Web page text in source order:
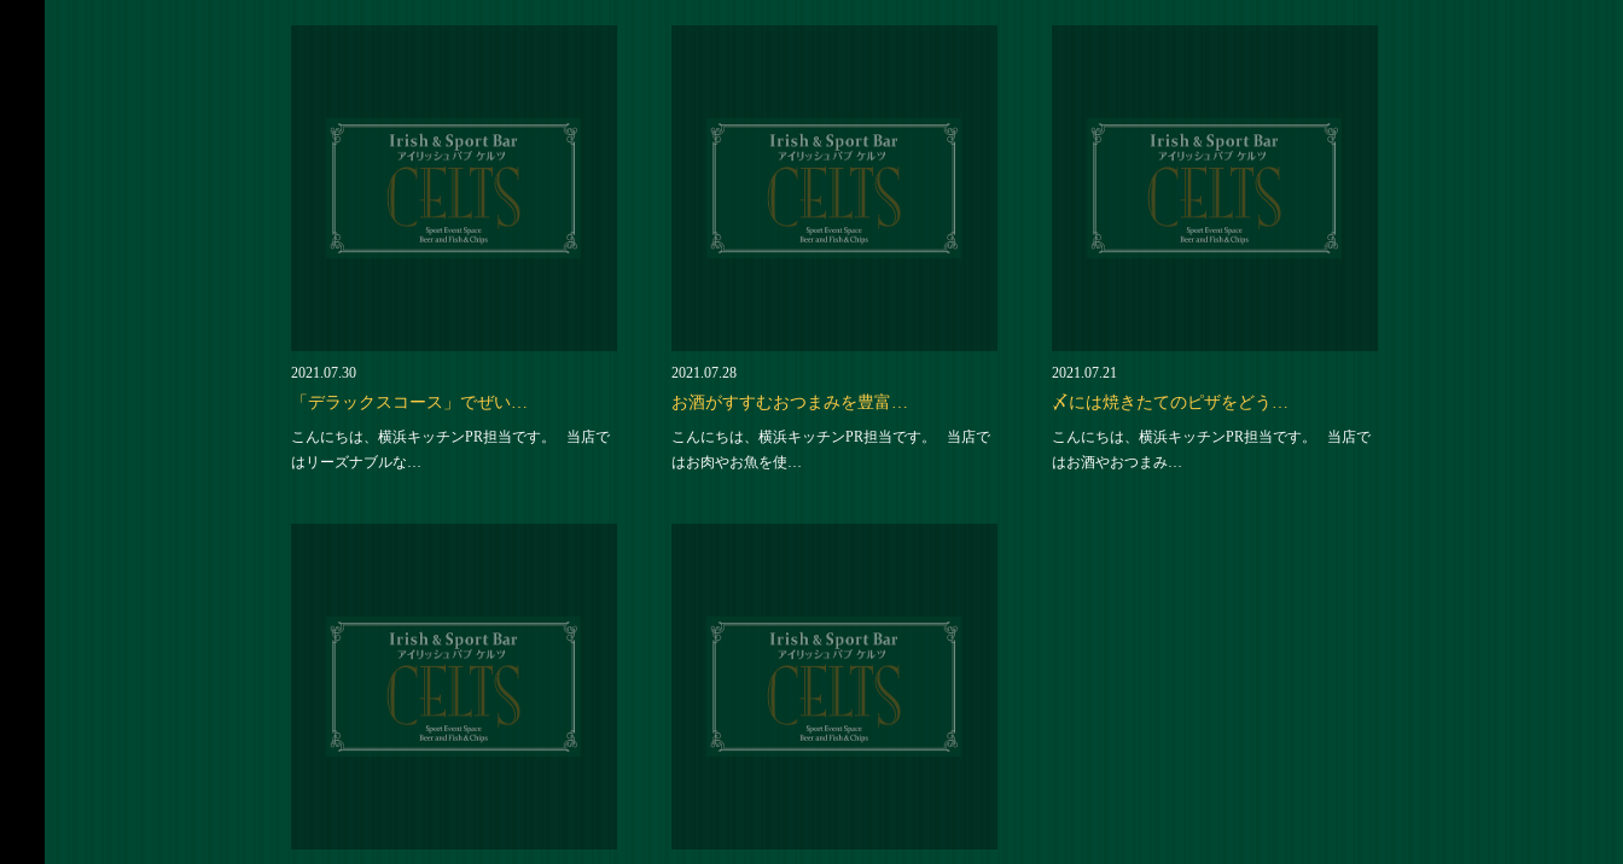
2021.07.30
「デラックスコース」でぜい…
こんにちは、横浜キッチンPR担当です。 当店で
はリーズナブルな…
2021.07.28
お酒がすすむおつまみを豊富…
こんにちは、横浜キッチンPR担当です。 当店で
はお肉やお魚を使…
2021.07.21
〆には焼きたてのピザをどう…
こんにちは、横浜キッチンPR担当です。 当店で
はお酒やおつまみ…